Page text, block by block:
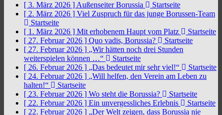
[ 3. März 2026 ] Außenseiter Borussia
Startseite
[ 2. März 2026 ] Viel Zuspruch für das junge Borussen-Team
Startseite
[ 1. März 2026 ] Mit erhobenem Haupt vom Platz
Startseite
[ 27. Februar 2026 ] Quo vadis, Borussia?
Startseite
[ 27. Februar 2026 ] „Wir hätten noch drei Stunden
weiterspielen können …“
Startseite
[ 26. Februar 2026 ] „Das bedeutet mir sehr viel!“
Startseite
[ 24. Februar 2026 ] „Will helfen, den Verein am Leben zu
halten!“
Startseite
[ 23. Februar 2026 ] Wo steht die Borussia?
Startseite
[ 22. Februar 2026 ] Ein unvergessliches Erlebnis
Startseite
[ 22. Februar 2026 ] „Der Welt zeigen, dass Borussia nie